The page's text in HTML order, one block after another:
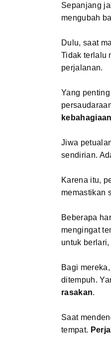
Sepanjang
mengubah
Dulu, saat
Tidak terlalu
perjalanan.
Yang
Jiwa
sendirian.
Karena itu,
memastikan
Beberapa
mengingat
untuk
Bagi
ditempuh.
rasakan.
Saat
tempat.